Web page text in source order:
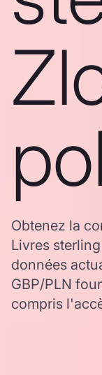
Obtenez la
Livres
données
GBP/PLN
compris